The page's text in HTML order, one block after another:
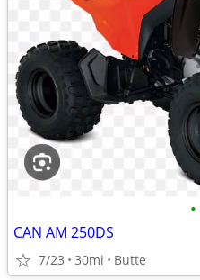
•
CAN AM 250DS
7/23 30mi Butte